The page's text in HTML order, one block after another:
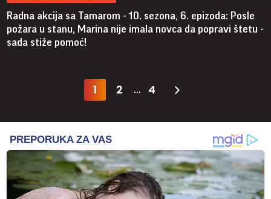
Radna akcija sa Tamarom - 10. sezona, 6. epizoda: Posle
požara u stanu, Marina nije imala novca da popravi štetu -
sada stiže pomoć!
1 2 ... 4